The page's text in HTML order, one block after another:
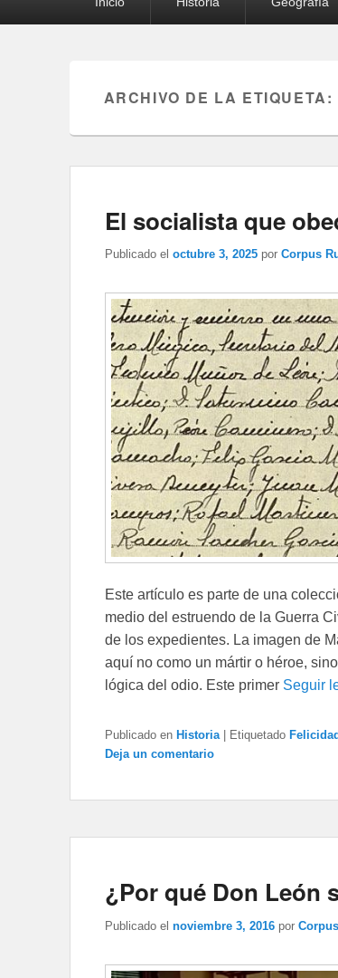
ARCHIVO DE LA ETIQUETA:
El socialista que
Publicado el octubre 3, 2025 por Corpus
Este artículo es parte de una
medio del estruendo de la Guerra
de los expedientes. La imagen de
aquí no como un mártir o héroe,
lógica del odio. Este primer Seguir
Publicado en Historia Etiquetado
Deja un comentario
¿Por qué Don León
Publicado el noviembre 3, 2016 por